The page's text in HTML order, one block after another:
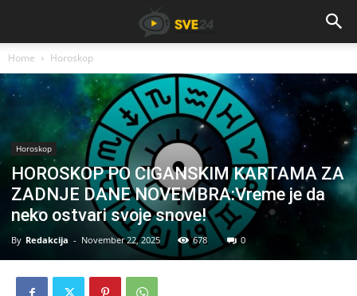
Home Horoskop
Horoskop
HOROSKOP PO CIGANSKIM KARTAMA ZA
ZADNJE DANE NOVEMBRA:Vreme je da
neko ostvari svoje snove!
By Redakcija - November 22, 2025 678 0